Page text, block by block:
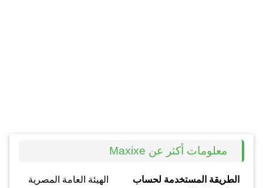
معلومات أكثر عن Maxixe
الطريقة المستخدمة لحساب
الهيئة العامة المصرية